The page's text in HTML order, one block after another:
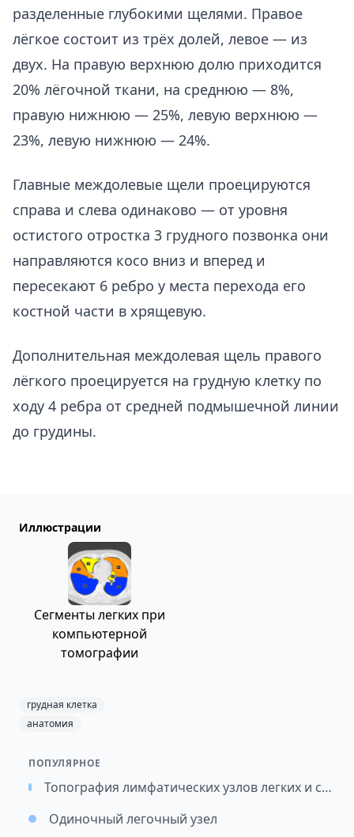
разделенные глубокими щелями. Правое
лёгкое состоит из трёх долей, левое — из
двух. На правую верхнюю долю приходится
20% лёгочной ткани, на среднюю — 8%,
правую нижнюю — 25%, левую верхнюю —
23%, левую нижнюю — 24%.
Главные междолевые щели проецируются
справа и слева одинаково — от уровня
остистого отростка 3 грудного позвонка они
направляются косо вниз и вперед и
пересекают 6 ребро у места перехода его
костной части в хрящевую.
Дополнительная междолевая щель правого
лёгкого проецируется на грудную клетку по
ходу 4 ребра от средней подмышечной линии
до грудины.
Иллюстрации
Сегменты легких при
компьютерной
томографии
грудная клетка
анатомия
ПОПУЛЯРНОЕ
Топография лимфатических узлов легких и средостения / Картирование лимфатических узлов при раке легкого (перевод)
Одиночный легочный узел